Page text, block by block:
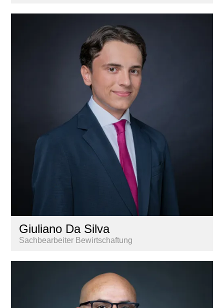
Giuliano Da Silva
Sachbearbeiter Bewirtschaftung